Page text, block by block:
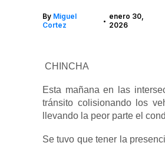
By Miguel
Cortez
• enero 30,
2026
CHINCHA
Esta mañana en las
tránsito colisionando los
llevando la peor parte el
Se tuvo que tener la